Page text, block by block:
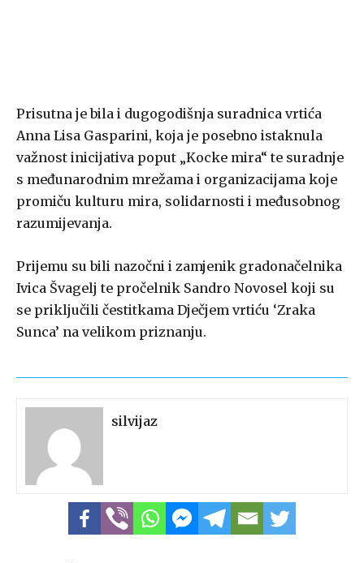
Prisutna je bila i dugogodišnja suradnica vrtića
Anna Lisa Gasparini, koja je posebno istaknula
važnost inicijativa poput „Kocke mira“ te suradnje
s međunarodnim mrežama i organizacijama koje
promiču kulturu mira, solidarnosti i međusobnog
razumijevanja.
Prijemu su bili nazočni i zamjenik gradonačelnika
Ivica Švagelj te pročelnik Sandro Novosel koji su
se priključili čestitkama Dječjem vrtiću ‘Zraka
Sunca’ na velikom priznanju.
silvijaz